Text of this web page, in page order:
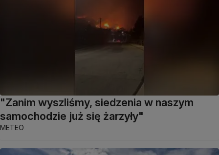
"Zanim wyszliśmy, siedzenia w naszym
samochodzie już się żarzyły"
METEO